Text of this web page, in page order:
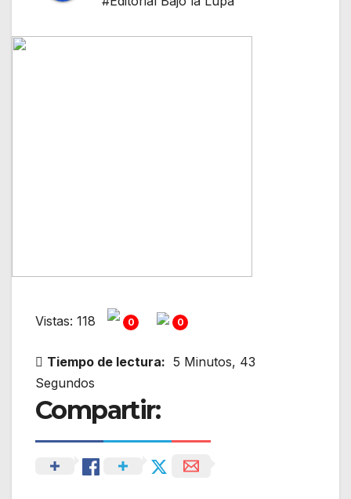
Vistas: 118 0 0
Tiempo de lectura: 5 Minutos, 43
Segundos
Compartir: